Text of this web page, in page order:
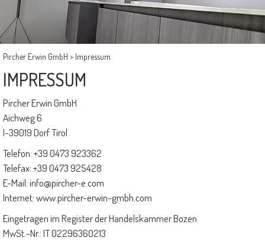
Pircher Erwin GmbH > Impressum
IMPRESSUM
Pircher Erwin GmbH
Aichweg 6
I-39019 Dorf Tirol
Telefon: +39 0473 923362
Telefax: +39 0473 925428
E-Mail:info@pircher-e.com
Internet:www.pircher-erwin-gmbh.com
Eingetragen im Register der Handelskammer Bozen
MwSt.-Nr.: IT 02296360213